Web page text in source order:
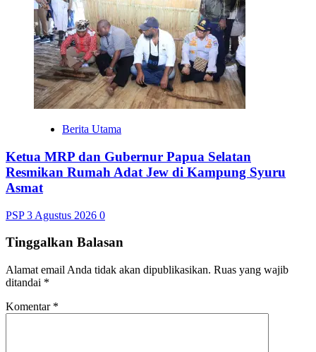
Berita Utama
Ketua MRP dan Gubernur Papua Selatan
Resmikan Rumah Adat Jew di Kampung Syuru
Asmat
PSP3 Agustus 2026 0
Tinggalkan Balasan
Alamat email Anda tidak akan dipublikasikan. Ruas yang wajib
ditandai *
Komentar *